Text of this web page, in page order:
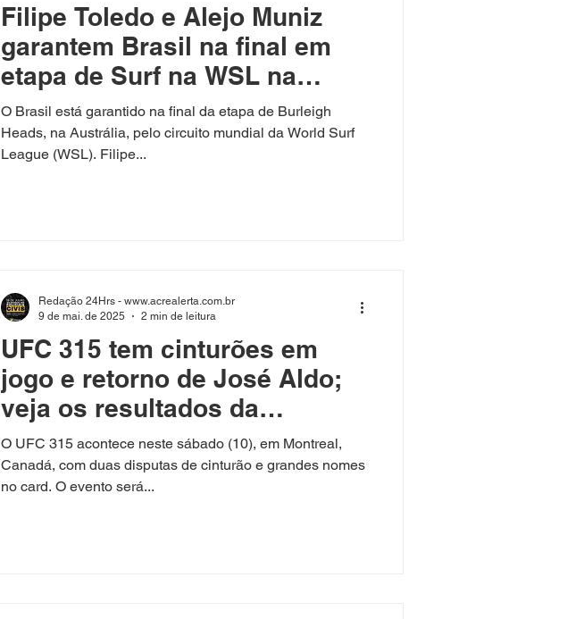
Filipe Toledo e Alejo Muniz
garantem Brasil na final em
etapa de Surf na WSL na
Austrália
O Brasil está garantido na final da etapa de Burleigh
Heads, na Austrália, pelo circuito mundial da World Surf
League (WSL). Filipe...
UFC 315 tem cinturões em
jogo e retorno de José Aldo;
veja os resultados da
pesagem
O UFC 315 acontece neste sábado (10), em Montreal,
Canadá, com duas disputas de cinturão e grandes nomes
no card. O evento será...
Redação 24Hrs - www.acrealerta.com.br
9 de mai. de 2025
2 min de leitura